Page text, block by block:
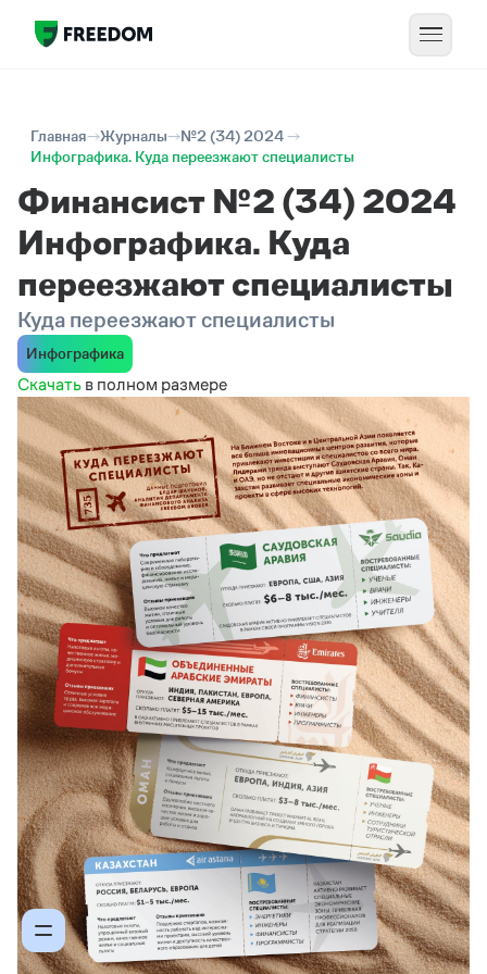
Главная Журналы
№2 (34) 2024
Инфографика. Куда переезжают специалисты
Финансист №2 (34) 2024
Инфографика. Куда
переезжают специалисты
Куда переезжают специалисты
Инфографика
Скачать в полном размере